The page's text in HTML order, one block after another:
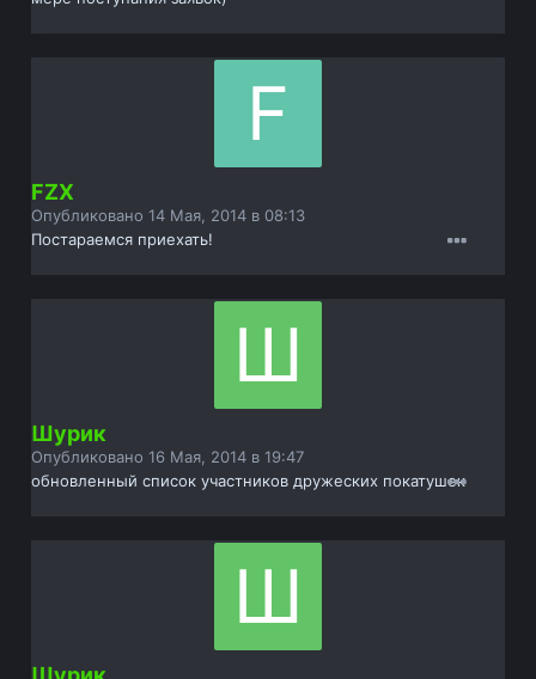
FZX
Опубликовано14 Мая, 2014 в 08:13
Постараемся приехать!
Шурик
Опубликовано16 Мая, 2014 в 19:47
обновленный список участников дружеских покатушек